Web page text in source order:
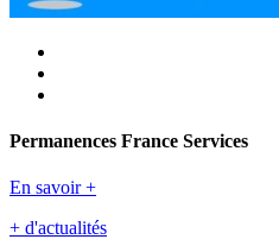
Permanences France Services
En savoir +
+ d'actualités